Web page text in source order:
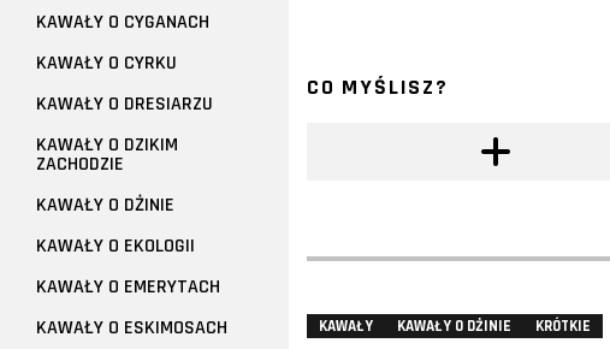
CO MYŚLISZ?
KAWAŁY KAWAŁY O DŻINIE KRÓTKIE
KAWAŁY O CYGANACH
KAWAŁY O CYRKU
KAWAŁY O DRESIARZU
KAWAŁY O DZIKIM
ZACHODZIE
KAWAŁY O DŻINIE
KAWAŁY O EKOLOGII
KAWAŁY O EMERYTACH
KAWAŁY O ESKIMOSACH